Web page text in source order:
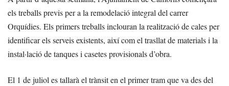
els treballs previs per a la remodelació integral del carrer
Orquídies. Els primers treballs inclouran la realització de cales per
identificar els serveis existents, així com el trasllat de materials i la
instal·lació de tanques i casetes provisionals d’obra.
El 1 de juliol es tallarà el trànsit en el primer tram que va des del